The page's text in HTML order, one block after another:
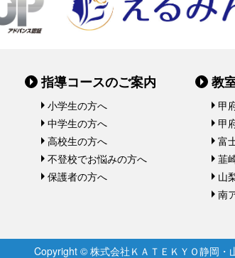
指導コースのご案内
小学生の方へ
中学生の方へ
高校生の方へ
不登校でお悩みの方へ
保護者の方へ
教
甲
甲
富
韮
山
南
Copyright © 株式会社ＫＡＴＥＫＹＯ静岡・